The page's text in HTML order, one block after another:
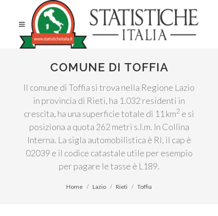
COMUNE DI TOFFIA
Il comune di Toffia si trova nella Regione Lazio
in provincia di Rieti, ha 1.032 residenti in
crescita, ha una superficie totale di 11 km2 e si
posiziona a quota 262 metri s.l.m. In Collina
Interna. La sigla automobilistica è RI, il cap è
02039 e il codice catastale utile per esempio
per pagare le tasse è L189.
Home Lazio Rieti Toffia